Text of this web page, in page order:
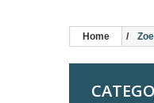
Home